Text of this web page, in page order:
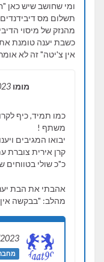
ומי שחושב שיש כאן
תשלום מס
מהנזק של מיסוי
כשבת יענה טומנת
אין צ'יטה" זה לא
מומו
כמו תמיד, כיף
משתף !
יבואו המגיבים
קרן אירית צוברת
כ"כ שולי בטווחים
אהבתי את הבת
מהלב: "בבקשה